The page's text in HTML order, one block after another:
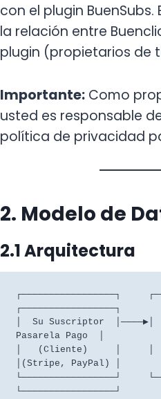
con el plugin
la relación entre
plugin (propietarios de
Importante: Como
usted es responsable
política de privacidad
2. Modelo de
2.1 Arquitectura
┌─────────────────┐
┌─────────────────┐
│  Su Suscriptor  │────▶│
Pasarela Pago  │
│   (Cliente)     │     │
│(Stripe, PayPal) │
└─────────────────┘
└─────────────────┘